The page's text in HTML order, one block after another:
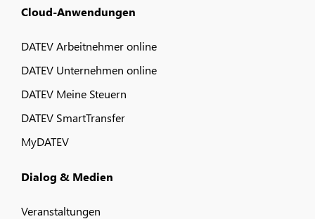
Cloud-Anwendungen
DATEV Arbeitnehmer online
DATEV Unternehmen online
DATEV Meine Steuern
DATEV SmartTransfer
MyDATEV
Dialog & Medien
Veranstaltungen